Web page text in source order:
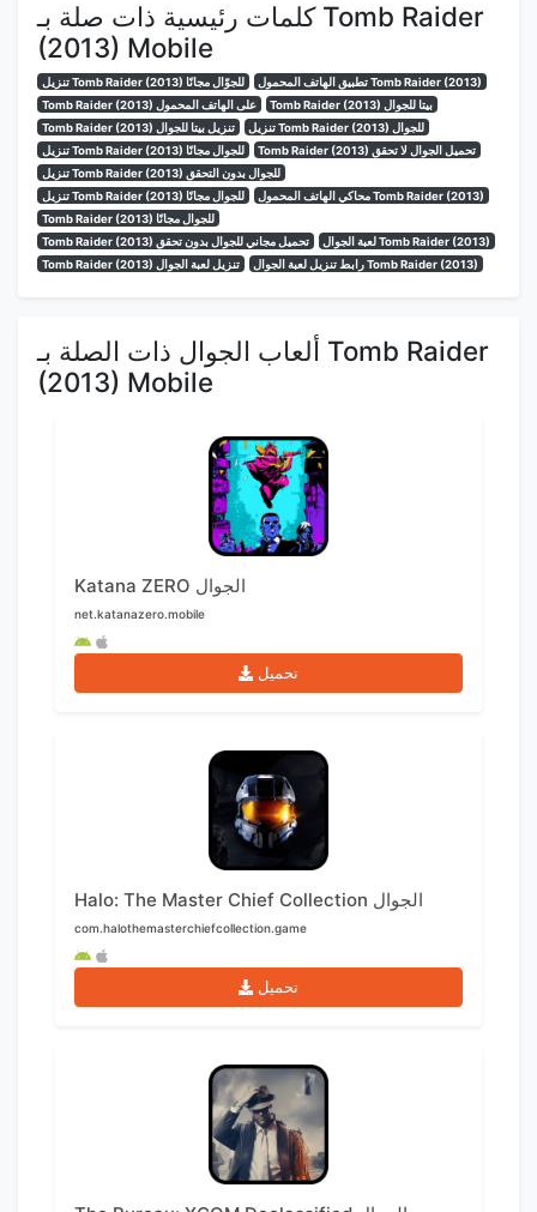
كلمات رئيسية ذات صلة بـ Tomb Raider
(2013) Mobile
تنزيل Tomb Raider (2013) للجوّال مجانًا
تطبيق الهاتف المحمول Tomb Raider (2013)
Tomb Raider (2013) على الهاتف المحمول
Tomb Raider (2013) بيتا للجوال
Tomb Raider (2013) تنزيل بيتا للجوال
تنزيل Tomb Raider (2013) للجوال
تنزيل Tomb Raider (2013) للجوال مجانًا
Tomb Raider (2013) تحميل الجوال لا تحقق
تنزيل Tomb Raider (2013) للجوال بدون التحقق
تنزيل Tomb Raider (2013) للجوال مجانًا
محاكي الهاتف المحمول Tomb Raider (2013)
Tomb Raider (2013) للجوال مجانًا
Tomb Raider (2013) تحميل مجاني للجوال بدون تحقق
لعبة الجوال Tomb Raider (2013)
Tomb Raider (2013) تنزيل لعبة الجوال
رابط تنزيل لعبة الجوال Tomb Raider (2013)
ألعاب الجوال ذات الصلة بـ Tomb Raider
(2013) Mobile
Katana ZERO الجوال
net.katanazero.mobile
تحميل
Halo: The Master Chief Collection الجوال
com.halothemasterchiefcollection.game
تحميل